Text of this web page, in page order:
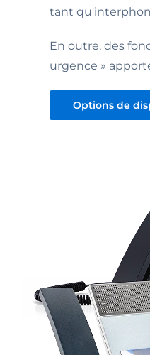
tant
En outre, des
urgence »
Options de